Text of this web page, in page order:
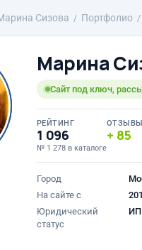
Сизова Портфолио
Марина
Сайт под ключ,
РЕЙТИНГ
1 096
№ 1 278 в каталоге
ОТЗЫВЫ
85
Город
На сайте с
Юридический
статус
ИП